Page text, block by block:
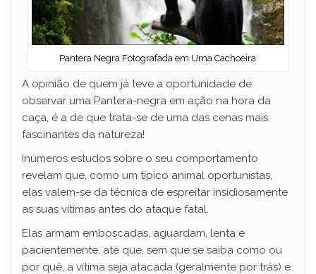
Pantera Negra Fotografada em Uma Cachoeira
A opinião de quem já teve a oportunidade de
observar uma Pantera-negra em ação na hora da
caça, é a de que trata-se de uma das cenas mais
fascinantes da natureza!
Inúmeros estudos sobre o seu comportamento
revelam que, como um típico animal oportunistas,
elas valem-se da técnica de espreitar insidiosamente
as suas vítimas antes do ataque fatal.
Elas armam emboscadas, aguardam, lenta e
pacientemente, até que, sem que se saiba como ou
por quê, a vítima seja atacada (geralmente por trás) e